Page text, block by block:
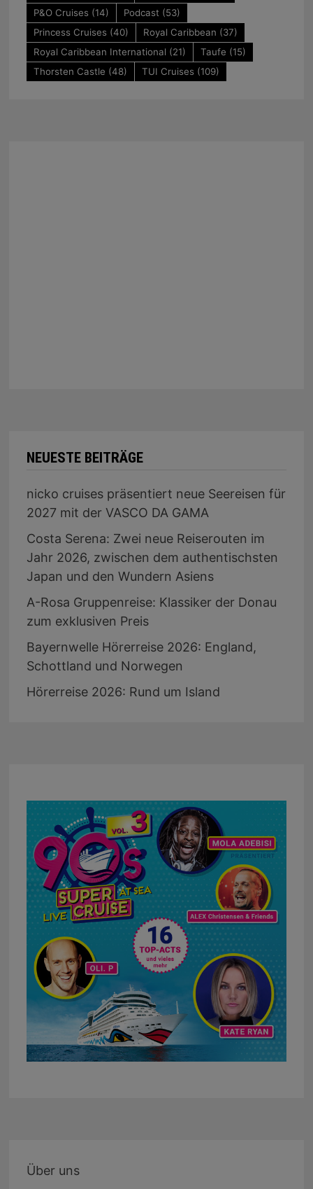
P&O Cruises (14) Podcast(53)
Princess Cruises (40) Royal Caribbean (37)
Royal Caribbean International (21) Taufe (15)
Thorsten Castle (48) TUI Cruises (109)
NEUESTE BEITRÄGE
nicko cruises präsentiert neue Seereisen für
2027 mit der VASCO DA GAMA
Costa Serena: Zwei neue Reiserouten im
Jahr 2026, zwischen dem authentischsten
Japan und den Wundern Asiens
A-Rosa Gruppenreise: Klassiker der Donau
zum exklusiven Preis
Bayernwelle Hörerreise 2026: England,
Schottland und Norwegen
Hörerreise 2026: Rund um Island
Über uns